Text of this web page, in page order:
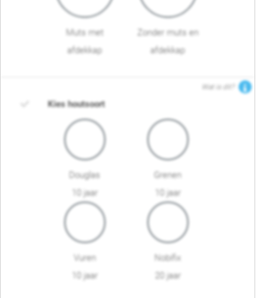
Muts met
afdekkap
Zonder muts en
afdekkap
Wat is dit?
Kies houtsoort
Douglas
10 jaar
Grenen
10 jaar
Vuren
10 jaar
Nobifix
20 jaar